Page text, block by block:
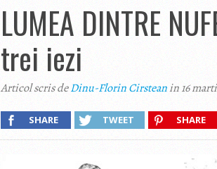
LUMEA DINTRE
trei iezi
Articol scris deDinu-Florin Cirsteanin 16
SHARE TWEET SHARE